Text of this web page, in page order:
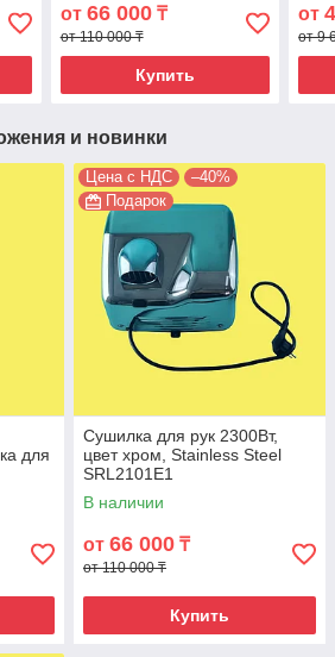
от 66 000₸
от 110 000 ₸
Купить
от
от 9
и новинки
для
Цена с НДС
–40%
Подарок
Сушилка для рук 2300Вт,
цвет хром, Stainless Steel
SRL2101E1
В наличии
от 66 000 ₸
от 110 000 ₸
Купить